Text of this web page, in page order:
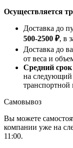
Осуществляется
Доставка до
500-2500 ₽, в
Доставка до
от веса и
Средний срок
на следующий
транспортной
Самовывоз
Вы можете
компании уже на
11:00.